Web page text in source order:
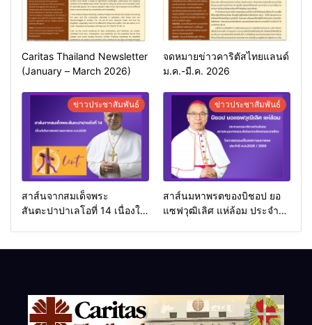
Caritas Thailand Newsletter
(January – March 2026)
จดหมายข่าวคาริตัสไทยแลนด์
ม.ค.-มี.ค. 2026
ข่าวประชาสัมพันธ์
สาส์นจากสมเด็จพระ
สันตะปาปาเลโอที่ 14 เนื่องใน
ข่าวประชาสัมพันธ์
สาส์นมหาพรตของบิชอป ยอ
แซฟวุฒิเลิศ แห่ล้อม ประจำปี